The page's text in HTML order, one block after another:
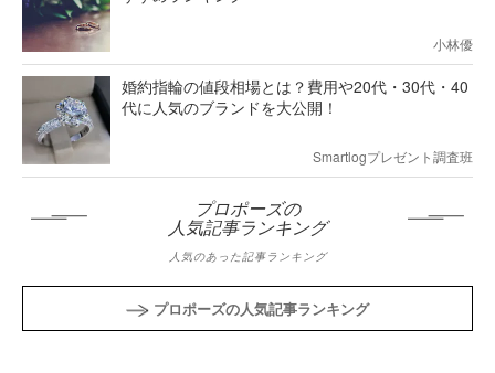
小林優
婚約指輪の値段相場とは？費用や20代・30代・40
代に人気のブランドを大公開！
Smartlogプレゼント調査班
プロポーズの
人気記事ランキング
人気のあった記事ランキング
プロポーズの人気記事ランキング